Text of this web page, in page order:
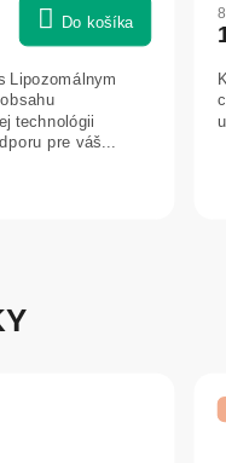
Do košíka
Lipozomálnym
technológii
pre váš...
z
5